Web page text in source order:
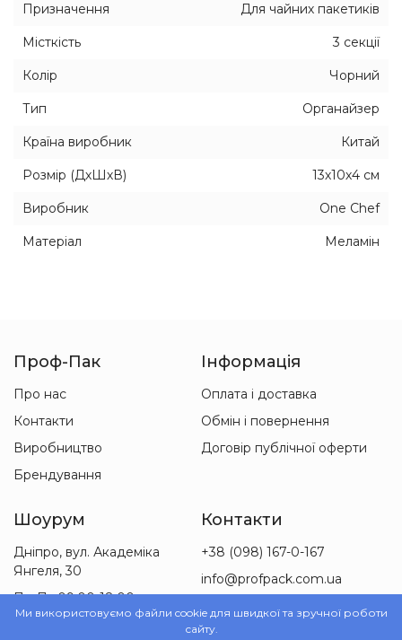
Призначення Для чайних пакетиків
Місткість 3 секції
Колір Чорний
Тип Органайзер
Країна виробник Китай
Розмір (ДхШхВ) 13х10х4 см
Виробник One Chef
Матеріал Меламін
Проф-Пак
Про нас
Контакти
Виробництво
Брендування
Інформація
Оплата і доставка
Обмін і повернення
Договір публічної оферти
Шоурум
Дніпро, вул. Академіка
Янгеля, 30
Пн-Пт 09:00-18:00
Сб 09:00-15:00
Контакти
+38 (098) 167-0-167
info@profpack.com.ua
Ми використовуємо файли cookie для швидкої та зручної роботи
сайту.